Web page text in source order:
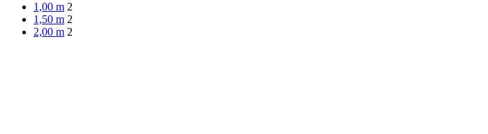
1,00 m 2
1,50 m 2
2,00 m 2